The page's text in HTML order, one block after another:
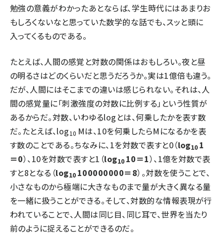
勉強の意義がわかったあとならば、学生時代にはあまりお
もしろくないなと思っていた数学的な話でも、スッと頭に
入ってくるものである。
たとえば、人間の感覚と対数の関係はおもしろい。夜と昼
の明るさはどのくらいだと思うだろうか。実は1億倍も違う。
だが、人間にはそこまでの違いは感じられない。それは、人
間の感覚量に「刺激強度の対数に比例する」という性質が
あるからだ。対数、いわゆるlogとは、何乗したかを表す数
だ。たとえば、log10 Mは、10を何乗したらMになるかを表
す数のことである。ちなみに、1を対数で表すと0（log10 1
＝0）、10を対数で表すと1（log10 10＝1）、1億を対数で表
すと8となる（log10 100000000＝8）。対数を使うことで、
小さなものから極端に大きなものまで量が大きく異なる量
を一緒に扱うことができる。そして、対数的な情報表現が行
われていることで、人間は同じ目、同じ耳で、世界を当たり
前のように捉えることができるのだ。